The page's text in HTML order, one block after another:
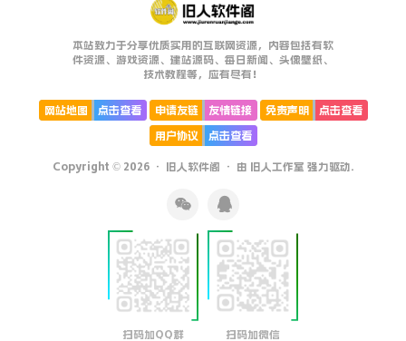
本站致力于分享优质实用的互联网资源，内容包括有软
件资源、游戏资源、建站源码、每日新闻、头像壁纸、
技术教程等，应有尽有！
网站地图 点击查看 申请友链 友情链接 免责声明
点击查看
用户协议
点击查看
Copyright © 2026 · 旧人软件阁 · 由 旧人工作室 强力驱动.
扫码加QQ群 扫码加微信